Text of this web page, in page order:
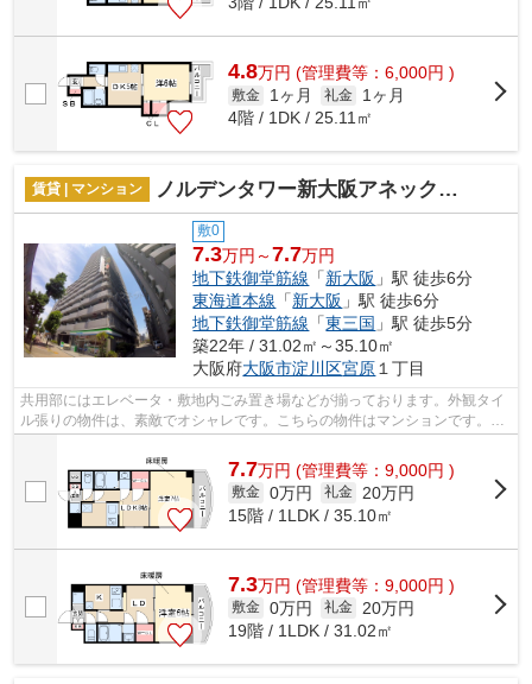
4.8万円 (管理費等：6,000円 )
敷金 1ヶ月 礼金
1ヶ月
4階 / 1DK / 25.11㎡
賃貸 | マンション ノルデンタワー新大阪アネックスA棟
敷0
7.3万円～7.7万円
地下鉄御堂筋線 「新大阪 」駅 徒歩6分
東海道本線 「新大阪 」駅 徒歩6分
地下鉄御堂筋線 「東三国 」駅 徒歩5分
築22年 / 31.02㎡～35.10㎡
大阪府大阪市淀川区宮原１丁目
共用部にはエレベータ・敷地内ごみ置き場などが揃っております。外観タイ
ル張りの物件は、素敵でオシャレです。こちらの物件はマンションです。2
7.7万円 (管理費等：9,000円 )
敷金 0万円 礼金
20万円
15階 / 1LDK / 35.10㎡
7.3万円 (管理費等：9,000円 )
敷金 0万円 礼金
20万円
19階 / 1LDK / 31.02㎡